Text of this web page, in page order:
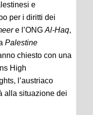
e
per i diritti dei
e l’ONG Al-Haq,
Palestine
chiesto con una
High
l’austriaco
alla situazione dei